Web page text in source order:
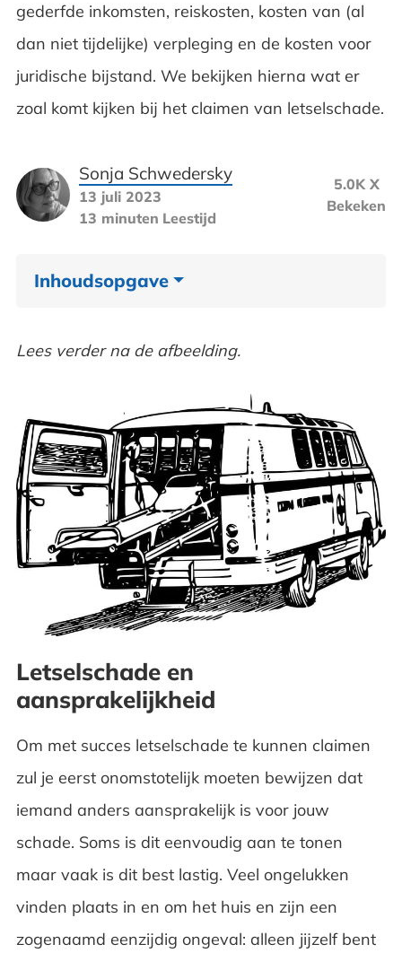
gederfde inkomsten, reiskosten, kosten van (al
dan niet tijdelijke) verpleging en de kosten voor
juridische bijstand. We bekijken hierna wat er
zoal komt kijken bij het claimen van letselschade.
Sonja Schwedersky
13 juli 2023
13 minuten Leestijd
5.0K X
Bekeken
Inhoudsopgave
Letselschade kosten documenteren
Letselschade advocaat of jurist inschakelen
Het verschil tussen een letselschade
advocaat en jurist
Een letselschade expert inschakelen
Schuldig en toch een
letselschadevergoeding?
Gering letsel maar toch hoge kosten
Smartengeld
Lees verder na de afbeelding.
Letselschade en
aansprakelijkheid
Om met succes letselschade te kunnen claimen
zul je eerst onomstotelijk moeten bewijzen dat
iemand anders aansprakelijk is voor jouw
schade. Soms is dit eenvoudig aan te tonen
maar vaak is dit best lastig. Veel ongelukken
vinden plaats in en om het huis en zijn een
zogenaamd eenzijdig ongeval: alleen jijzelf bent